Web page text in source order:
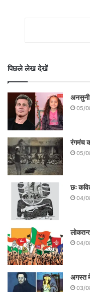
पिछले लेख देखें
अनसुनी
05/
रंगमंच
05/
छः
04/
04/
अगस्त
03/